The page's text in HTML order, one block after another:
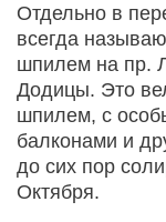
Отдельно в
всегда
шпилем на пр.
Додицы. Это
шпилем, с
балконами и
до сих пор
Октября.